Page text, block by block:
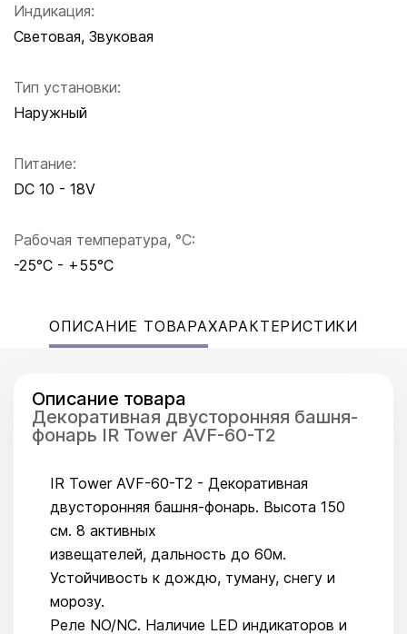
Индикация:
Световая, Звуковая
Тип установки:
Наружный
Питание:
DC 10 - 18V
Рабочая температура, °C:
-25°С - +55°С
ОПИСАНИЕ ТОВАРАХАРАКТЕРИСТИКИ
Описание товара
Декоративная двусторонняя башня-
фонарь IR Tower AVF-60-T2
IR Tower AVF-60-T2 - Декоративная
двусторонняя башня-фонарь. Высота 150
см. 8 активных
извещателей, дальность до 60м.
Устойчивость к дождю, туману, снегу и
морозу.
Реле NO/NC. Наличие LED индикаторов и